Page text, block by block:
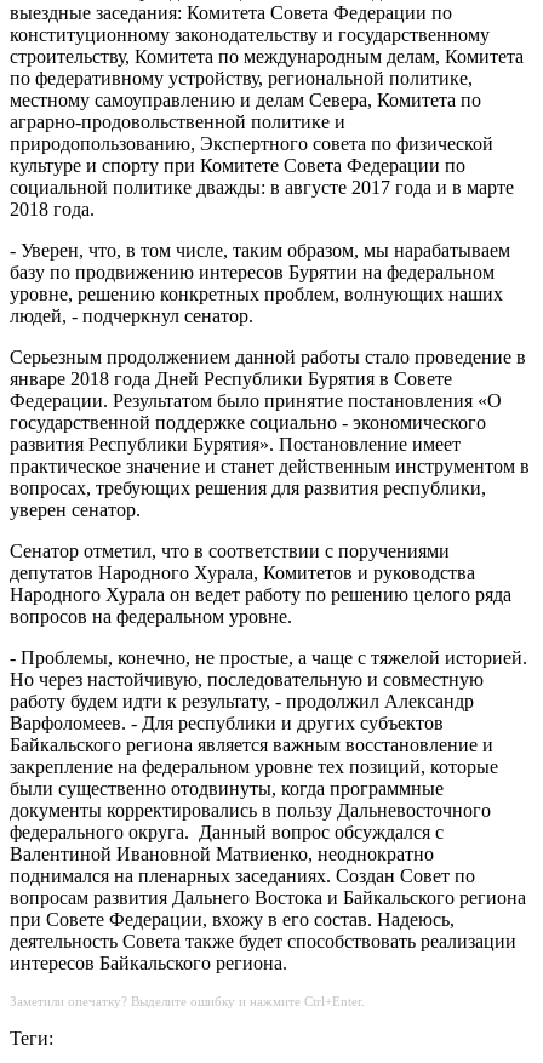
выездные заседания: Комитета Совета Федерации по
конституционному законодательству и государственному
строительству, Комитета по международным делам, Комитета
по федеративному устройству, региональной политике,
местному самоуправлению и делам Севера, Комитета по
аграрно-продовольственной политике и
природопользованию, Экспертного совета по физической
культуре и спорту при Комитете Совета Федерации по
социальной политике дважды: в августе 2017 года и в марте
2018 года.
- Уверен, что, в том числе, таким образом, мы нарабатываем
базу по продвижению интересов Бурятии на федеральном
уровне, решению конкретных проблем, волнующих наших
людей, - подчеркнул сенатор.
Серьезным продолжением данной работы стало проведение в
январе 2018 года Дней Республики Бурятия в Совете
Федерации. Результатом было принятие постановления «О
государственной поддержке социально - экономического
развития Республики Бурятия». Постановление имеет
практическое значение и станет действенным инструментом в
вопросах, требующих решения для развития республики,
уверен сенатор.
Сенатор отметил, что в соответствии с поручениями
депутатов Народного Хурала, Комитетов и руководства
Народного Хурала он ведет работу по решению целого ряда
вопросов на федеральном уровне.
- Проблемы, конечно, не простые, а чаще с тяжелой историей.
Но через настойчивую, последовательную и совместную
работу будем идти к результату, - продолжил Александр
Варфоломеев. - Для республики и других субъектов
Байкальского региона является важным восстановление и
закрепление на федеральном уровне тех позиций, которые
были существенно отодвинуты, когда программные
документы корректировались в пользу Дальневосточного
федерального округа. Данный вопрос обсуждался с
Валентиной Ивановной Матвиенко, неоднократно
поднимался на пленарных заседаниях. Создан Совет по
вопросам развития Дальнего Востока и Байкальского региона
при Совете Федерации, вхожу в его состав. Надеюсь,
деятельность Совета также будет способствовать реализации
интересов Байкальского региона.
Заметили опечатку? Выделите ошибку и нажмите Ctrl+Enter.
Теги: